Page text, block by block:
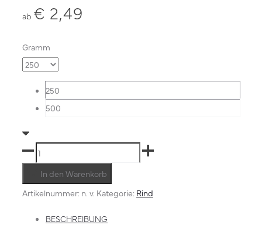
ab € 2,49
Gramm
250
500
Muskelfleisch
faschiert
Menge
In den Warenkorb
Artikelnummer: n. v. Kategorie: Rind
BESCHREIBUNG